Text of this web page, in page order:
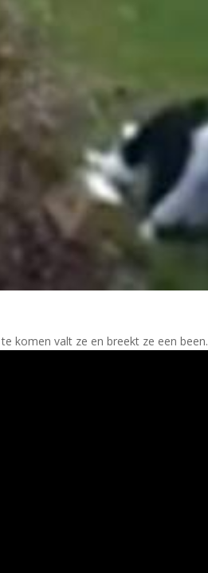
te komen valt ze en breekt ze een been.